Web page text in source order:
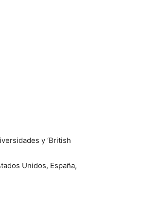
y ‘British
Unidos, España,